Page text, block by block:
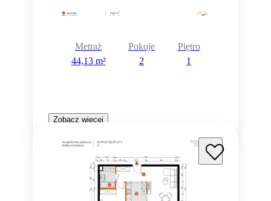
Metraż
44,13 m²
Pokoje
2
Piętro
1
Zobacz więcej